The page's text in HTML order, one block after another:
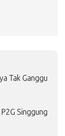
Tak Ganggu
Singgung